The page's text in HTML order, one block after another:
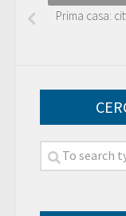
Prima casa: